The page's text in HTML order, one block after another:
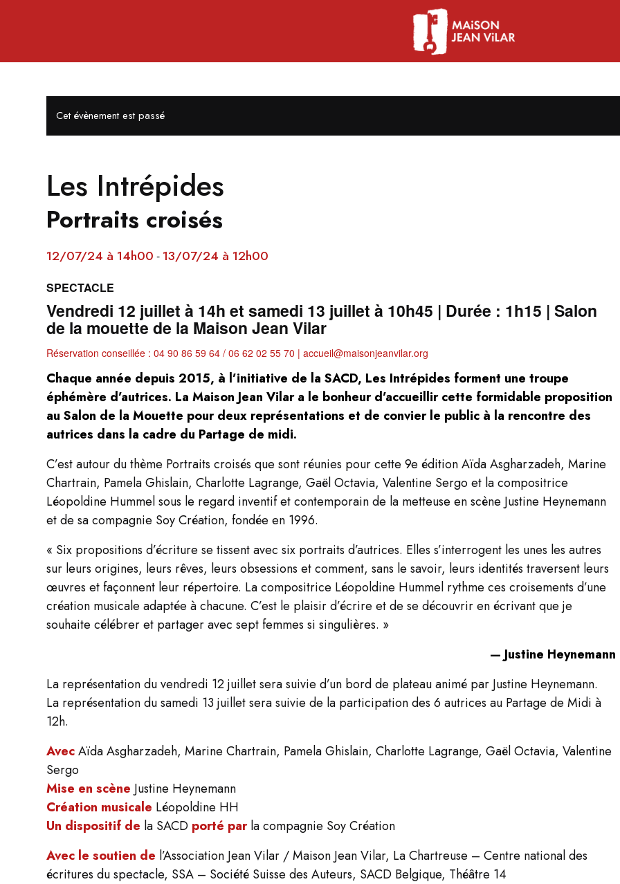
Cet évènement est passé
Les Intrépides
Portraits croisés
12/07/24 à 14h00 - 13/07/24 à 12h00
SPECTACLE
Vendredi 12 juillet à 14h et samedi 13 juillet à 10h45 | Durée : 1h15 | Salon
de la mouette de la Maison Jean Vilar
Réservation conseillée : 04 90 86 59 64 / 06 62 02 55 70 | accueil@maisonjeanvilar.org
Chaque année depuis 2015, à l’initiative de la SACD, Les Intrépides forment une troupe
éphémère d’autrices. La Maison Jean Vilar a le bonheur d’accueillir cette formidable proposition
au Salon de la Mouette pour deux représentations et de convier le public à la rencontre des
autrices dans la cadre du Partage de midi.
C’est autour du thème Portraits croisés que sont réunies pour cette 9e édition Aïda Asgharzadeh, Marine
Chartrain, Pamela Ghislain, Charlotte Lagrange, Gaël Octavia, Valentine Sergo et la compositrice
Léopoldine Hummel sous le regard inventif et contemporain de la metteuse en scène Justine Heynemann
et de sa compagnie Soy Création, fondée en 1996.
« Six propositions d’écriture se tissent avec six portraits d’autrices. Elles s’interrogent les unes les autres
sur leurs origines, leurs rêves, leurs obsessions et comment, sans le savoir, leurs identités traversent leurs
œuvres et façonnent leur répertoire. La compositrice Léopoldine Hummel rythme ces croisements d’une
création musicale adaptée à chacune. C’est le plaisir d’écrire et de se découvrir en écrivant que je
souhaite célébrer et partager avec sept femmes si singulières. »
— Justine Heynemann
La représentation du vendredi 12 juillet sera suivie d’un bord de plateau animé par Justine Heynemann.
La représentation du samedi 13 juillet sera suivie de la participation des 6 autrices au Partage de Midi à
12h.
AvecAïda Asgharzadeh, Marine Chartrain, Pamela Ghislain, Charlotte Lagrange, Gaël Octavia, Valentine
Sergo
Mise en scène Justine Heynemann
Création musicale Léopoldine HH
Un dispositif de la SACD porté parla compagnie Soy Création
Avec le soutien de l’Association Jean Vilar / Maison Jean Vilar, La Chartreuse – Centre national des
écritures du spectacle, SSA – Société Suisse des Auteurs, SACD Belgique, Théâtre 14